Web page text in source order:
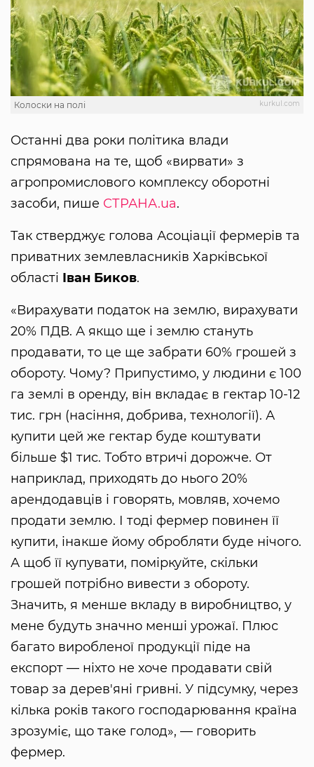
kurkul.com
Колоски на полі
Останні два роки політика влади
спрямована на те, щоб «вирвати» з
агропромислового комплексу оборотні
засоби, пише СТРАНА.ua.
Так стверджує голова Асоціації фермерів та
приватних землевласників Харківської
області Іван Биков.
«Вирахувати податок на землю, вирахувати
20% ПДВ. А якщо ще і землю стануть
продавати, то це ще забрати 60% грошей з
обороту. Чому? Припустимо, у людини є 100
га землі в оренду, він вкладає в гектар 10-12
тис. грн (насіння, добрива, технології). А
купити цей же гектар буде коштувати
більше $1 тис. Тобто втричі дорожче. От
наприклад, приходять до нього 20%
арендодавців і говорять, мовляв, хочемо
продати землю. І тоді фермер повинен її
купити, інакше йому обробляти буде нічого.
А щоб її купувати, поміркуйте, скільки
грошей потрібно вивести з обороту.
Значить, я менше вкладу в виробництво, у
мене будуть значно менші урожаї. Плюс
багато виробленої продукції піде на
експорт — ніхто не хоче продавати свій
товар за дерев'яні гривні. У підсумку, через
кілька років такого господарювання країна
зрозуміє, що таке голод», — говорить
фермер.